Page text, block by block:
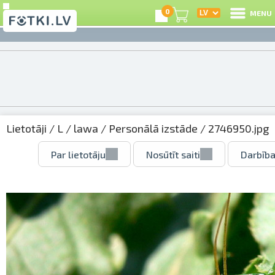
0 MENU
Lietotāji / L / lawa / Personālā izstāde / 2746950.jpg
Par lietotāju Nosūtīt saiti